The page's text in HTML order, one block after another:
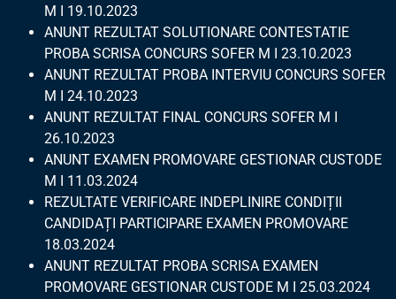
M I 19.10.2023
ANUNT REZULTAT SOLUTIONARE CONTESTATIE
PROBA SCRISA CONCURS SOFER M I 23.10.2023
ANUNT REZULTAT PROBA INTERVIU CONCURS SOFER
M I 24.10.2023
ANUNT REZULTAT FINAL CONCURS SOFER M I
26.10.2023
ANUNT EXAMEN PROMOVARE GESTIONAR CUSTODE
M I 11.03.2024
REZULTATE VERIFICARE INDEPLINIRE CONDIȚII
CANDIDAȚI PARTICIPARE EXAMEN PROMOVARE
18.03.2024
ANUNT REZULTAT PROBA SCRISA EXAMEN
PROMOVARE GESTIONAR CUSTODE M I 25.03.2024